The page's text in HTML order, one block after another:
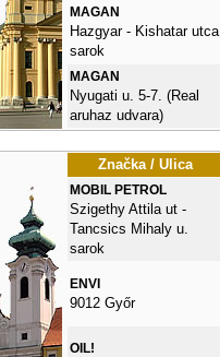
MAGAN
Hazgyar - Kishatar utca
sarok
MAGAN
Nyugati u. 5-7. (Real
aruhaz udvara)
Značka / Ulica
MOBIL PETROL
Szigethy Attila ut -
Tancsics Mihaly u.
sarok
ENVI
9012 Győr
OIL!